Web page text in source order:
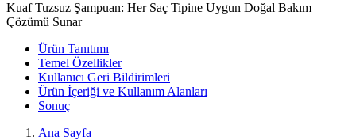
Kuaf Tuzsuz Şampuan: Her Saç Tipine Uygun Doğal Bakım
Çözümü Sunar
Ürün Tanıtımı
Temel Özellikler
Kullanıcı Geri Bildirimleri
Ürün İçeriği ve Kullanım Alanları
Sonuç
Ana Sayfa